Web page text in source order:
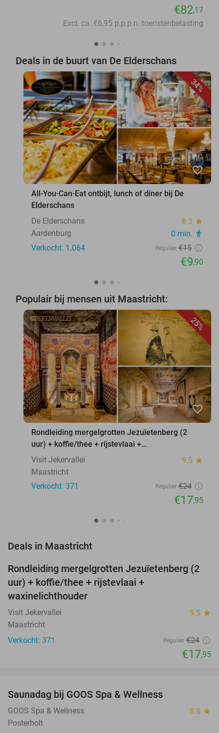
€82,17
Excl. ca. €6,95 p.p.p.n. toeristenbelasting
Deals in de buurt van De Elderschans
34%
favorite_border
All-You-Can-Eat ontbijt, lunch of diner bij De
Elderschans
De Elderschans
8.3 star
Aardenburg 0 min. directions_walk
Verkocht: 1.064 Regulier €15
€9,90
Populair bij mensen uit Maastricht:
25%
favorite_border
Rondleiding mergelgrotten Jezuïetenberg (2
uur) + koffie/thee + rijstevlaai +
waxinelichthouder
Visit Jekervallei 9.5 star
Maastricht
Verkocht: 371
Regulier €24
€17,95
Deals in Maastricht
25%
Rondleiding mergelgrotten Jezuïetenberg (2
uur) + koffie/thee + rijstevlaai +
waxinelichthouder
Visit Jekervallei 9.5 star
Maastricht
Verkocht: 371
Regulier €24
€17,95
TODAY
Saunadag bij GOOS Spa & Wellness
GOOS Spa & Wellness 8.8 star
Posterholt